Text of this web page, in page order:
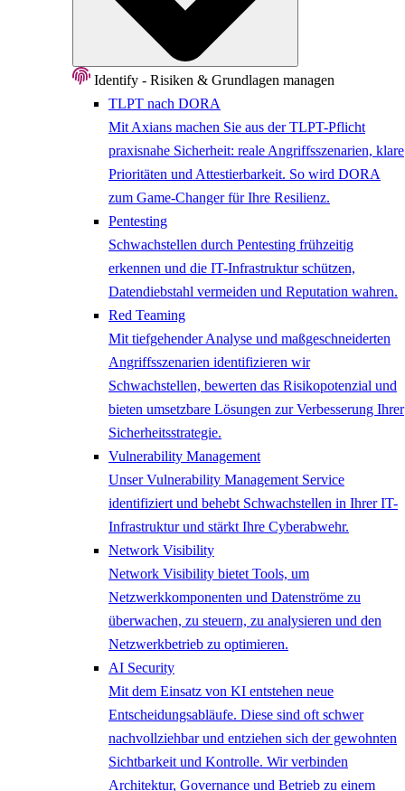
Identify - Risiken & Grundlagen managen
TLPT nach DORA
Mit Axians machen Sie aus der TLPT-Pflicht
praxisnahe Sicherheit: reale Angriffsszenarien, klare
Prioritäten und Attestierbarkeit. So wird DORA
zum Game-Changer für Ihre Resilienz.
Pentesting
Schwachstellen durch Pentesting frühzeitig
erkennen und die IT-Infrastruktur schützen,
Datendiebstahl vermeiden und Reputation wahren.
Red Teaming
Mit tiefgehender Analyse und maßgeschneiderten
Angriffsszenarien identifizieren wir
Schwachstellen, bewerten das Risikopotenzial und
bieten umsetzbare Lösungen zur Verbesserung Ihrer
Sicherheitsstrategie.
Vulnerability Management
Unser Vulnerability Management Service
identifiziert und behebt Schwachstellen in Ihrer IT-
Infrastruktur und stärkt Ihre Cyberabwehr.
Network ​Visibility
Network Visibility bietet Tools, um
Netzwerkkomponenten und Datenströme zu
überwachen, zu steuern, zu analysieren und den
Netzwerkbetrieb zu optimieren.
AI Security
Mit dem Einsatz von KI entstehen neue
Entscheidungsabläufe. Diese sind oft schwer
nachvollziehbar und entziehen sich der gewohnten
Sichtbarkeit und Kontrolle. Wir verbinden
Architektur, Governance und Betrieb zu einem